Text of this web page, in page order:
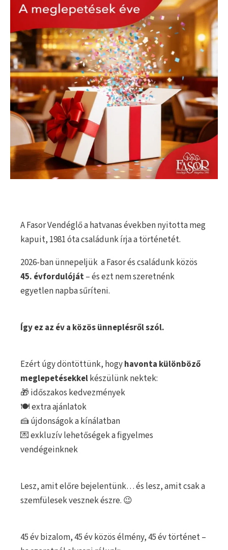
A Fasor Vendéglő a hatvanas években nyitotta meg
kapuit, 1981 óta családunk írja a történetét.
2026-ban ünnepeljük a Fasor és családunk közös
45. évfordulóját– és ezt nem szeretnénk
egyetlen napba sűríteni.
Így ez az év a közös ünneplésről szól.
Ezért úgy döntöttünk, hogyhavonta különböző
meglepetésekkelkészülünk nektek:
🎁 időszakos kedvezmények
🍽️ extra ajánlatok
🍰 újdonságok a kínálatban
💌 exkluzív lehetőségek a figyelmes
vendégeinknek
Lesz, amit előre bejelentünk… és lesz, amit csak a
szemfülesek vesznek észre. 😉
45 év bizalom, 45 év közös élmény, 45 év történet –